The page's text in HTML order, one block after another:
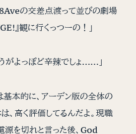
の交差点渡って並びの劇場
』観に行くっつーの！」
がよっぽど辛辣でしょ……」
基本的に、アーデン版の全体の
、高く評価してるんだよ。現職
を切れと言った後、God